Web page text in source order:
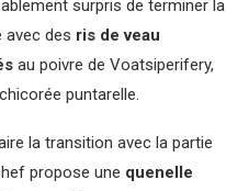
surpris de terminer la
avec des ris de veau
au poivre de Voatsiperifery,
puntarelle.
la transition avec la partie
propose une quenelle